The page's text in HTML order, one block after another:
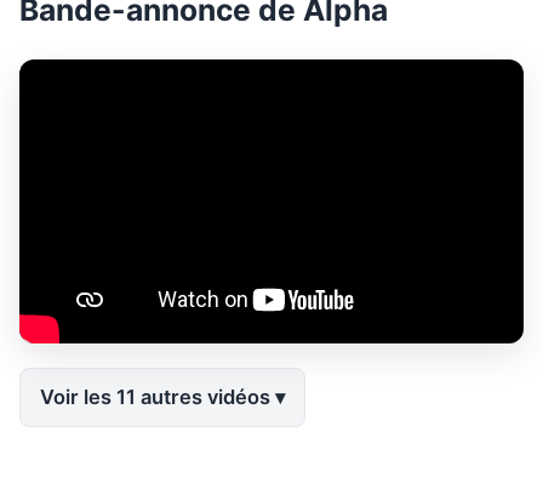
Bande-annonce de Alpha
Voir les 11 autres vidéos